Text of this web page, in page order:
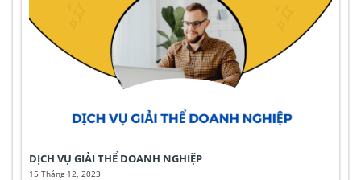
DỊCH VỤ GIẢI THỂ DOANH NGHIỆP
15 Tháng 12, 2023